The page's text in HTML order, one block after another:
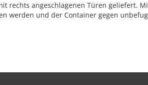
rechts angeschlagenen Türen geliefert.
werden und der Container gegen